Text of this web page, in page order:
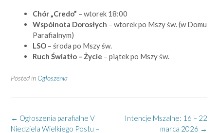
Chór „Credo” – wtorek 18:00
Wspólnota Dorosłych – wtorek po Mszy św. (w Domu
Parafialnym)
LSO – środa po Mszy św.
Ruch Światło – Życie – piątek po Mszy św.
Posted in Ogłoszenia
Post
navigation
Intencje Mszalne: 16 – 22
marca 2026 →
← Ogłoszenia parafialne V
Niedziela Wielkiego Postu –